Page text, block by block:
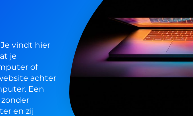
vindt hier
je
of
achter
Een
en zij